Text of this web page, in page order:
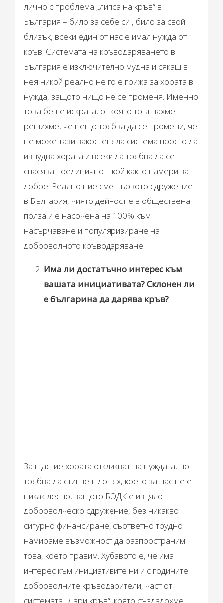
лично с проблема „липса на кръв“ в
България – било за себе си , било за свой
близък, всеки един от нас е имал нужда от
кръв. Системата на кръводаряването в
България е изключително мудна и сякаш в
нея никой реално не го е грижа за хората в
нужда, защото нищо не се променя. Именно
това беше искрата, от която тръгнахме –
решихме, че нещо трябва да се промени, че
не може тази закостеняла система просто да
изнудва хората и всеки да трябва да се
спасява поединично – кой както намери за
добре. Реално ние сме първото сдружение
в България, чиято дейност е в обществена
полза и е насочена на 100% към
насърчаване и популяризиране на
доброволното кръводаряване.
Има ли достатъчно интерес към
вашата инициативата? Склонен ли
е българина да дарява кръв?
За щастие хората откликват на нуждата, но
трябва да стигнеш до тях, което за нас не е
никак лесно, защото БОДК е изцяло
доброволческо сдружение, без никакво
сигурно финансиране, съответно трудно
намираме възможност да разпространим
това, което правим. Хубавото е, че има
интерес към инициативите ни и с годините
доброволните кръводарители, част от
системата „Дари кръв“, която създадохме,